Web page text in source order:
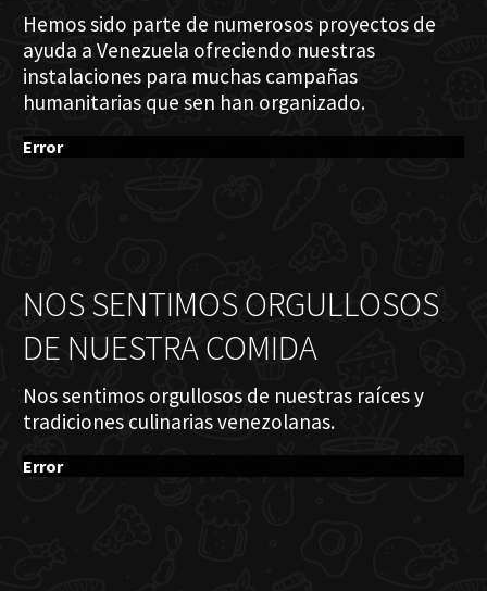
Hemos sido parte de numerosos proyectos de
ayuda a Venezuela ofreciendo nuestras
instalaciones para muchas campañas
humanitarias que sen han organizado.
Error
NOS SENTIMOS ORGULLOSOS
DE NUESTRA COMIDA
Nos sentimos orgullosos de nuestras raíces y
tradiciones culinarias venezolanas.
Error